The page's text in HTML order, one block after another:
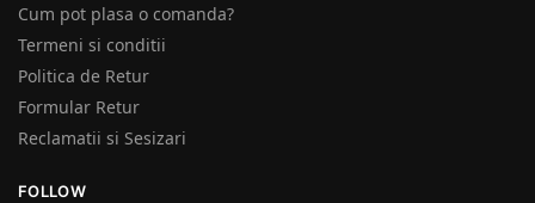
Cum pot plasa o comanda?
Termeni si conditii
Politica de Retur
Formular Retur
Reclamatii si Sesizari
FOLLOW